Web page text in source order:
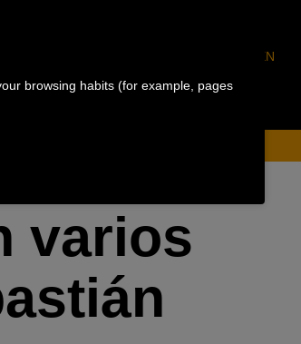
EN
varios
browsing habits (for example, pages